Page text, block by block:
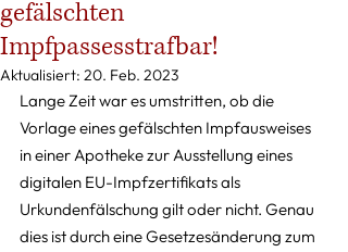
gefälschten
Impfpassesstrafbar!
Aktualisiert: 20. Feb. 2023
Lange Zeit war es umstritten, ob die
Vorlage eines gefälschten Impfausweises
in einer Apotheke zur Ausstellung eines
digitalen EU-Impfzertifikats als
Urkundenfälschung gilt oder nicht. Genau
dies ist durch eine Gesetzesänderung zum